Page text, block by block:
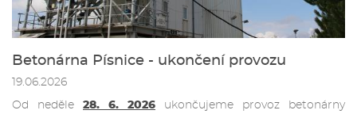
Betonárna Písnice - ukončení provozu
19.06.2026
Od neděle 28. 6. 2026 ukončujeme provoz betonárny